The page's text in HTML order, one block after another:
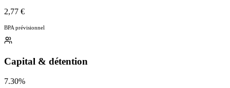
2,77 €
BPA prévisionnel
Capital & détention
7.30%